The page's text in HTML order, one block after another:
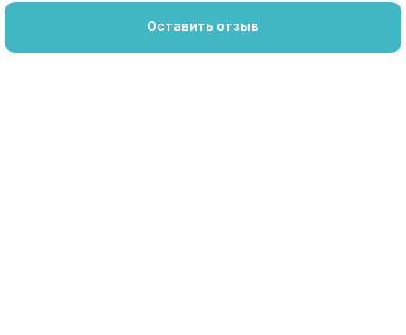
Оставить отзыв